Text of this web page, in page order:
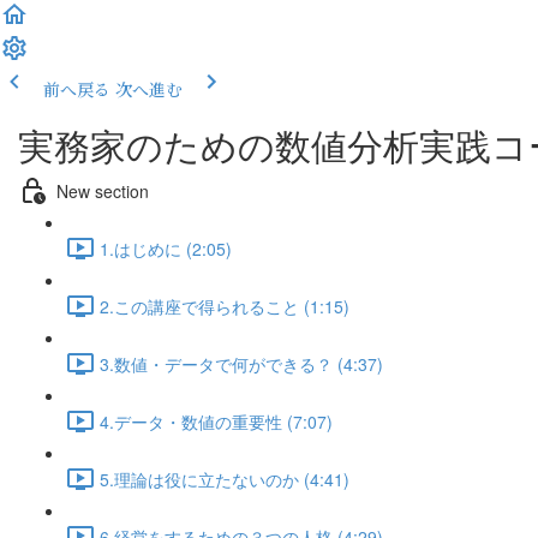
前へ戻る 次へ進む
実務家のための数値分析実践
New section
1.はじめに (2:05)
2.この講座で得られること (1:15)
3.数値・データで何ができる？ (4:37)
4.データ・数値の重要性 (7:07)
5.理論は役に立たないのか (4:41)